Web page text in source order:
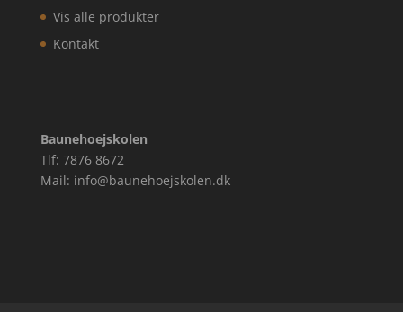
Vis alle produkter
Kontakt
Baunehoejskolen
Tlf: 7876 8672
Mail: info@baunehoejskolen.dk